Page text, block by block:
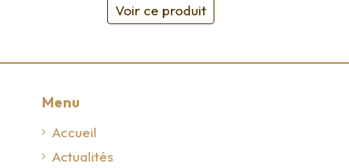
Voir ce produit
Menu
Accueil
Actualités